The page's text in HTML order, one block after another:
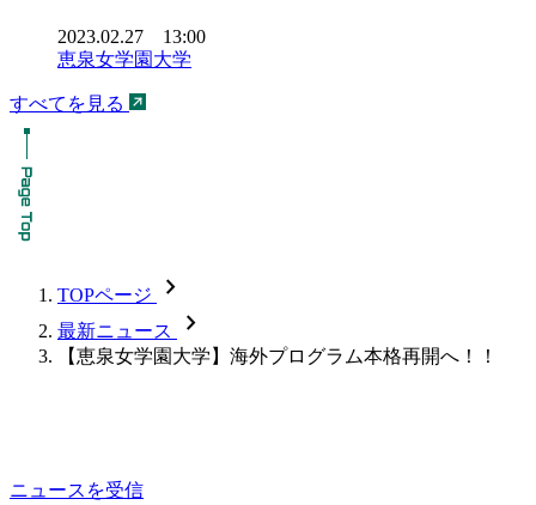
2023.02.27 13:00
恵泉女学園大学
すべてを見る
TOPページ chevron_forward
最新ニュース chevron_forward
【恵泉女学園大学】海外プログラム本格再開へ！！
ニュースを受信